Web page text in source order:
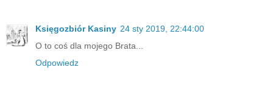
Księgozbiór Kasiny 24 sty 2019, 22:44:00
O to coś dla mojego Brata...
Odpowiedz